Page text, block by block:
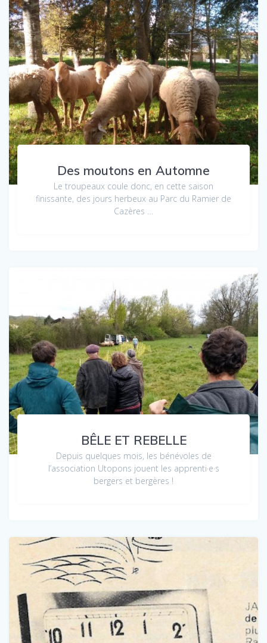
Des moutons en Automne
Le troupeaux coule donc, en cette saison
finissante, des jours herbeux au Parc du Ramier de
Cazères …
BÊLE ET REBELLE
Depuis quelques mois, les bénévoles de
l’association Utopons jouent les apprenti·e·s
bergers et bergères !